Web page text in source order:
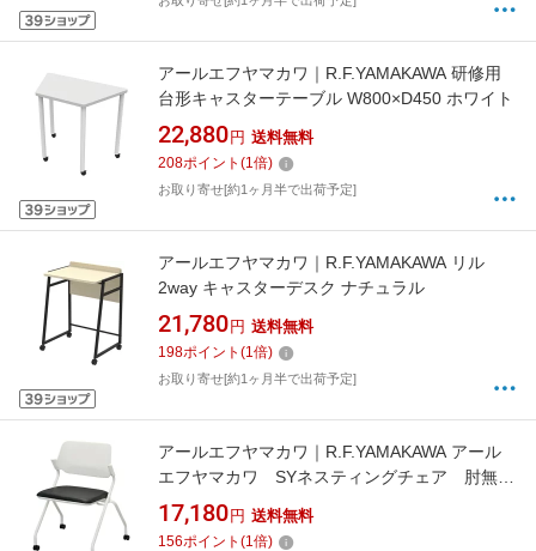
アールエフヤマカワ｜R.F.YAMAKAWA 研修用
台形キャスターテーブル W800×D450 ホワイト
22,880 円 送料無料
208ポイント (1倍)
お取り寄せ[約1ヶ月半で出荷予定]
アールエフヤマカワ｜R.F.YAMAKAWA リル
2way キャスターデスク ナチュラル
21,780 円 送料無料
198ポイント (1倍)
お取り寄せ[約1ヶ月半で出荷予定]
アールエフヤマカワ｜R.F.YAMAKAWA アール
エフヤマカワ SYネスティングチェア 肘無
し PVC ブラック RFCSYPBK 【メーカー直
送・時間指定・返品不可】
17,180 円 送料無料
156ポイント (1倍)